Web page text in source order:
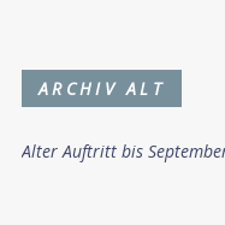
ARCHIV ALT
Alter Auftritt bis